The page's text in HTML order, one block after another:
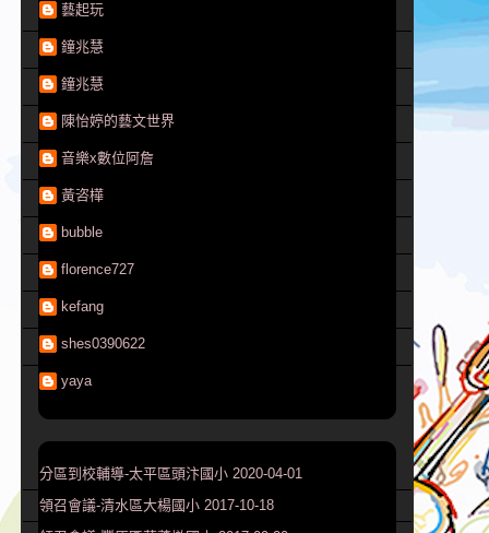
藝起玩
鐘兆慧
鐘兆慧
陳怡婷的藝文世界
音樂x數位阿詹
黃咨樺
bubble
florence727
kefang
shes0390622
yaya
分區到校輔導-太平區頭汴國小 2020-04-01
領召會議-清水區大楊國小 2017-10-18